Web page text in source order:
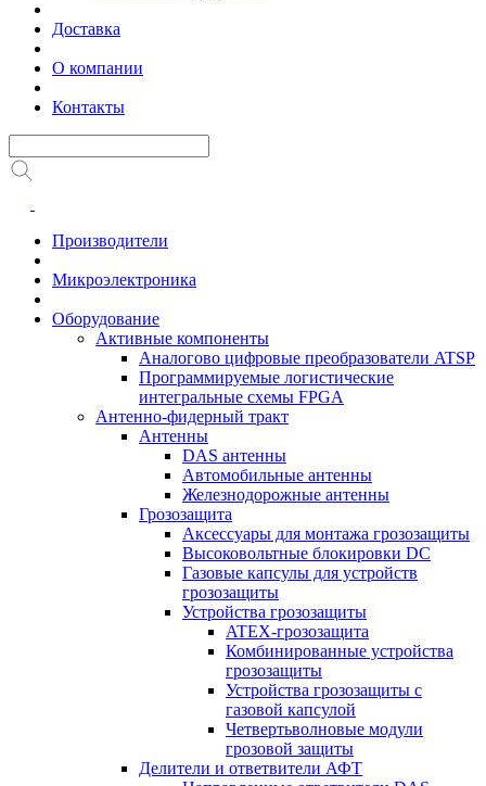
Доставка
О компании
Контакты
Производители
Микроэлектроника
Оборудование
Активные компоненты
Аналогово цифровые преобразователи ATSP
Программируемые логистические
интегральные схемы FPGA
Антенно-фидерный тракт
Антенны
DAS антенны
Автомобильные антенны
Железнодорожные антенны
Грозозащита
Аксессуары для монтажа грозозащиты
Высоковольтные блокировки DC
Газовые капсулы для устройств
грозозащиты
Устройства грозозащиты
ATEX-грозозащита
Комбинированные устройства
грозозащиты
Устройства грозозащиты с
газовой капсулой
Четвертьволновые модули
грозовой защиты
Делители и ответвители АФТ